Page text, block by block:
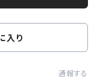
入り
通報する